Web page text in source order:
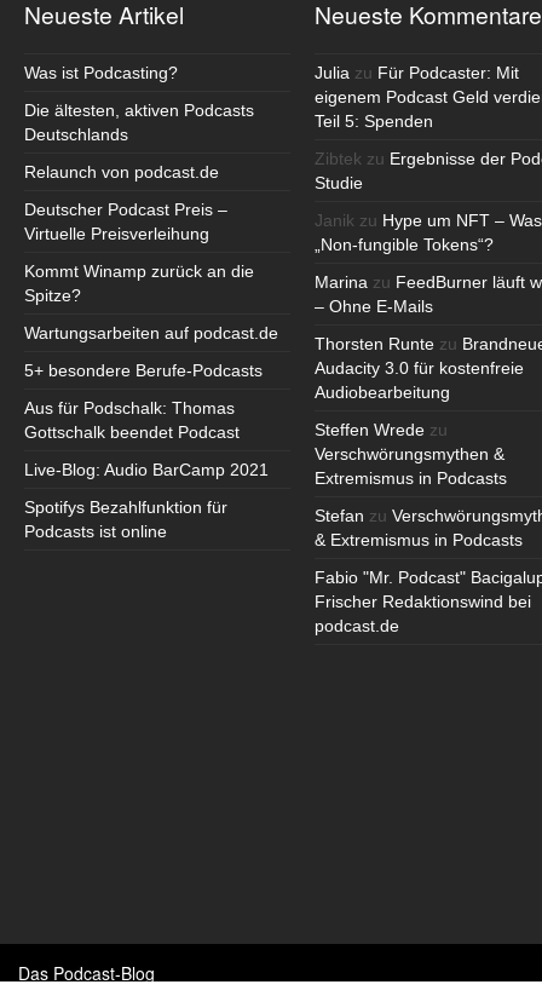
Neueste Artikel
Was ist Podcasting?
Die ältesten, aktiven Podcasts
Deutschlands
Relaunch von podcast.de
Deutscher Podcast Preis –
Virtuelle Preisverleihung
Kommt Winamp zurück an die
Spitze?
Wartungsarbeiten auf podcast.de
5+ besondere Berufe-Podcasts
Aus für Podschalk: Thomas
Gottschalk beendet Podcast
Live-Blog: Audio BarCamp 2021
Spotifys Bezahlfunktion für
Podcasts ist online
Neueste Kommentare
Julia zu Für Podcaster: Mit
eigenem Podcast Geld
Teil 5: Spenden
Zibtek zu Ergebnisse der
Studie
Janik zu Hype um NFT –
„Non-fungible Tokens“?
Marina zu FeedBurner läuft
– Ohne E-Mails
Thorsten Runte zu
Audacity 3.0 für kostenfreie
Audiobearbeitung
Steffen Wrede zu
Verschwörungsmythen &
Extremismus in Podcasts
Stefan zu
& Extremismus in Podcasts
Fabio "Mr. Podcast"
Frischer Redaktionswind bei
podcast.de
Das Podcast-Blog